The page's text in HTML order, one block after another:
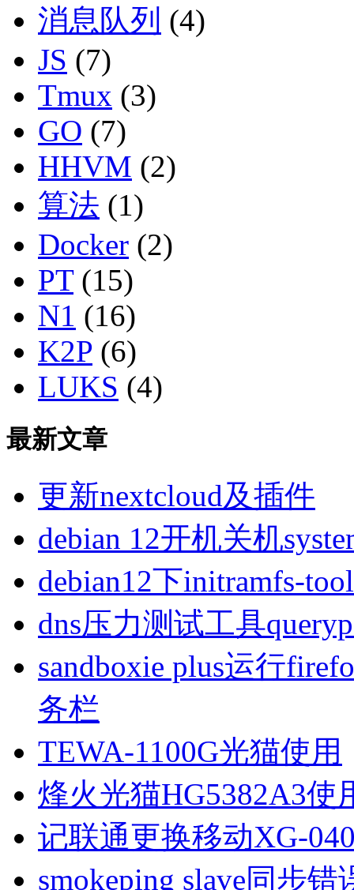
消息队列 (4)
JS (7)
Tmux (3)
GO (7)
HHVM (2)
算法 (1)
Docker (2)
PT(15)
N1 (16)
K2P (6)
LUKS (4)
最新文章
更新nextcloud及插件
debian 12开机关机
debian12下initramfs-
dns压力测试工具
sandboxie plus运行
务栏
TEWA-1100G光猫使用
烽火光猫HG5382A3使
记联通更换移动XG-
smokeping slave同步错